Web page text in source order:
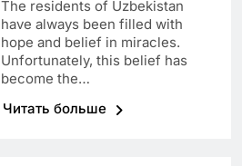
The residents of Uzbekistan
have always been filled with
hope and belief in miracles.
Unfortunately, this belief has
become the…
Читать больше